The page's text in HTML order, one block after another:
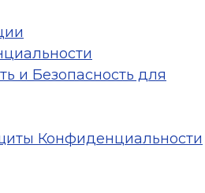
и Безопасность для
Конфиденциальности